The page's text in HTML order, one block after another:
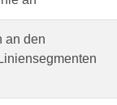
an den